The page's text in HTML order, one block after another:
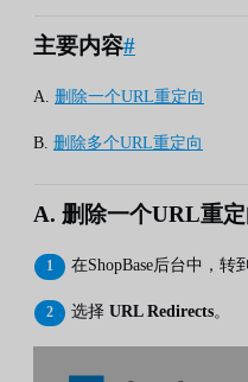
主要内容#
A. 删除一个URL重定向
B. 删除多个URL重定向
A. 删除一个URL重定
在ShopBase后台中，转到
选择 URL Redirects。